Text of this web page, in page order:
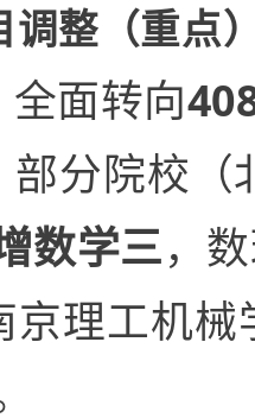
调整（重点
全面转向
部分院校
数学三，
京理工机